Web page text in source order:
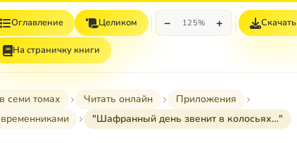
Оглавление Целиком − 125% + Скачать
На страничку книги
семи томах Читать онлайн
Приложения
"Шафранный день звенит в колосьях…"